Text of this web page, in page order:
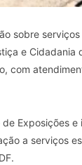
sobre
e Cidadania
com
Exposições
a serviços